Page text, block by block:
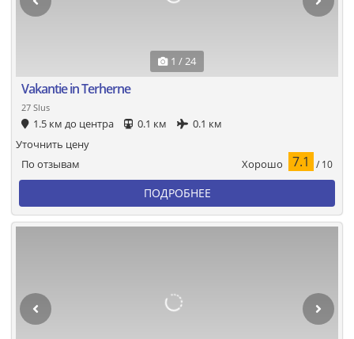
1 / 24
Vakantie in Terherne
27 Slus
1.5 км до центра 0.1 км 0.1 км
По отзывам Хорошо 7.1 / 10
Уточнить цену
ПОДРОБНЕЕ